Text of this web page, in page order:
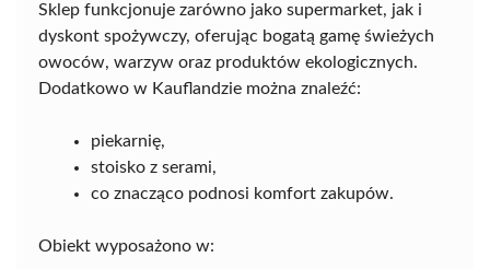
Sklep funkcjonuje zarówno jako supermarket, jak i
dyskont spożywczy, oferując bogatą gamę świeżych
owoców, warzyw oraz produktów ekologicznych.
Dodatkowo w Kauflandzie można znaleźć:
piekarnię,
stoisko z serami,
co znacząco podnosi komfort zakupów.
Obiekt wyposażono w: